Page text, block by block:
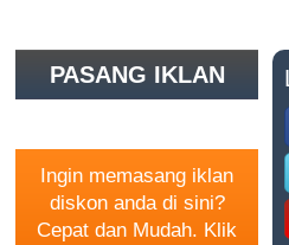
PASANG IKLAN
Ingin memasang iklan
diskon anda di sini?
Cepat dan Mudah. Klik